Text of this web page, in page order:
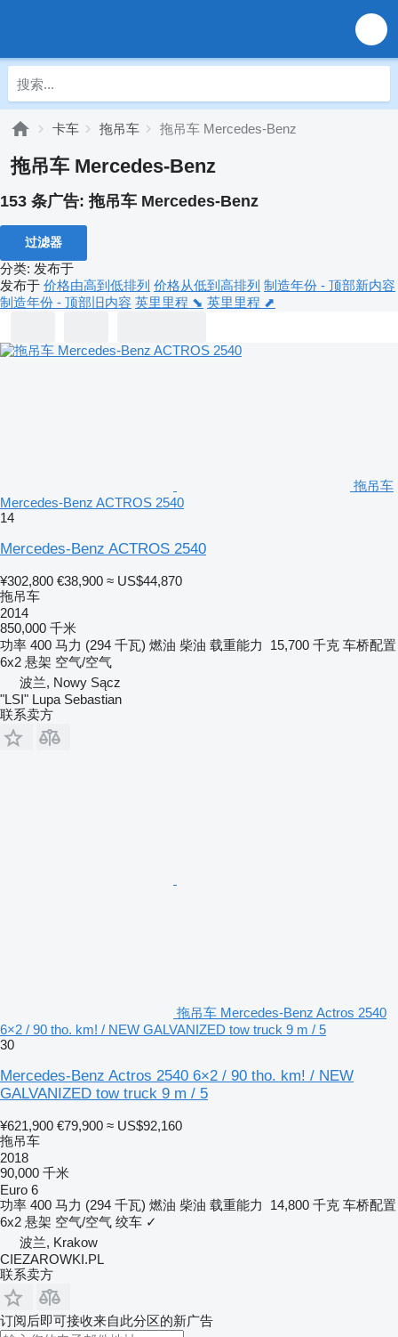
卡车 拖吊车 拖吊车 Mercedes-Benz
拖吊车 Mercedes-Benz
153 条广告: 拖吊车 Mercedes-Benz
过滤器
分类: 发布于
发布于 价格由高到低排列 价格从低到高排列 制造年份 - 顶部新内容
制造年份 - 顶部旧内容 英里里程 ⬊ 英里里程 ⬈
拖吊车
Mercedes-Benz ACTROS 2540
14
Mercedes-Benz ACTROS 2540
¥302,800 €38,900 ≈ US$44,870
拖吊车
2014
850,000 千米
功率 400 马力 (294 千瓦) 燃油 柴油 载重能力 15,700 千克 车桥配置
6x2 悬架 空气/空气
波兰, Nowy Sącz
"LSI" Lupa Sebastian
联系卖方
拖吊车 Mercedes-Benz Actros 2540
6×2 / 90 tho. km! / NEW GALVANIZED tow truck 9 m / 5
30
Mercedes-Benz Actros 2540 6×2 / 90 tho. km! / NEW
GALVANIZED tow truck 9 m / 5
¥621,900 €79,900 ≈ US$92,160
拖吊车
2018
90,000 千米
Euro 6
功率 400 马力 (294 千瓦) 燃油 柴油 载重能力 14,800 千克 车桥配置
6x2 悬架 空气/空气 绞车 ✓
波兰, Krakow
CIEZAROWKI.PL
联系卖方
订阅后即可接收来自此分区的新广告